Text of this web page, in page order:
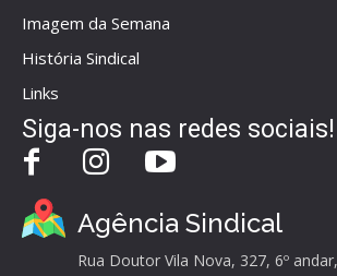
Imagem da Semana
História Sindical
Links
Siga-nos nas redes sociais!
Agência Sindical
Rua Doutor Vila Nova, 327, 6º